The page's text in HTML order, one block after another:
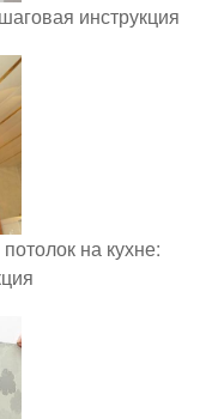
инструкция
на кухне: